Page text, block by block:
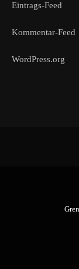
Eintrags-Feed
Kommentar-Feed
WordPress.org